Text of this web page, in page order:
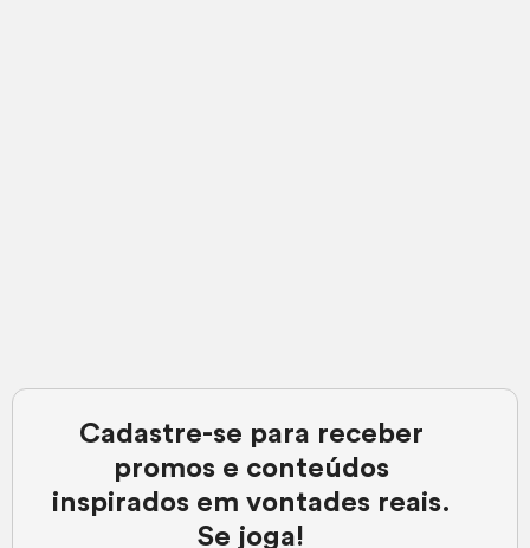
Cadastre-se para receber
promos e conteúdos
inspirados em vontades reais.
Se joga!